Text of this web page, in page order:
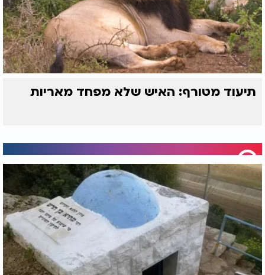
תיעוד מטורף: האיש שלא מפחד מאריות